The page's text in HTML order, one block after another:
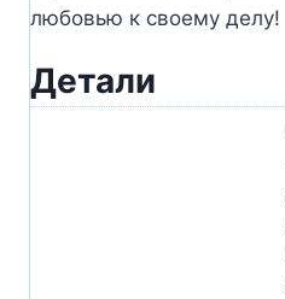
любовью к своему делу!
Детали